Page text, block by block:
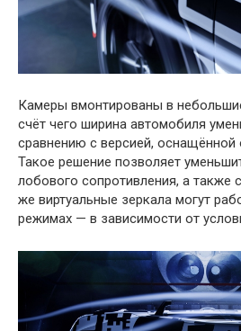
Камеры вмонтированы в
счёт чего ширина автомобиля
сравнению с версией,
Такое решение позволяет
лобового сопротивления, а также
же виртуальные зеркала могут
режимах — в зависимости от